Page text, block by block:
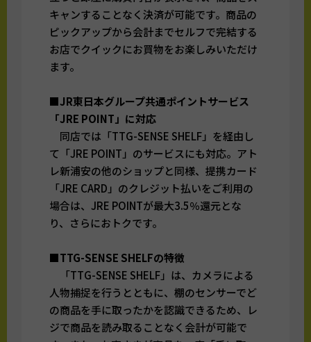
キャンすることなく決済が可能です。商品の
ピックアップから会計までセルフで完結する
お店でクイックにお買物をお楽しみいただけ
ます。
■JR東日本グループ共通ポイントサービス
「JRE POINT」に対応
同店では「TTG-SENSE SHELF」を経由し
て「JRE POINT」のサービスにも対応。アト
レ新浦安の他のショップと同様、提携カード
「JRE CARD」のクレジット払いをご利用の
場合は、JRE POINTが最大3.5％還元とな
り、さらにおトクです。
■TTG-SENSE SHELFの特徴
「TTG-SENSE SHELF」は、カメラによる
人物捕捉を行うとともに、棚のセンサーでど
の商品を手に取ったかを認識できるため、レ
ジで商品を読み取ることなく会計が可能で